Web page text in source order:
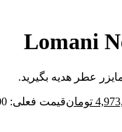
عطر هدیه بگیرید.
تومانقیمت فعلی: 4,973,000 تومان.